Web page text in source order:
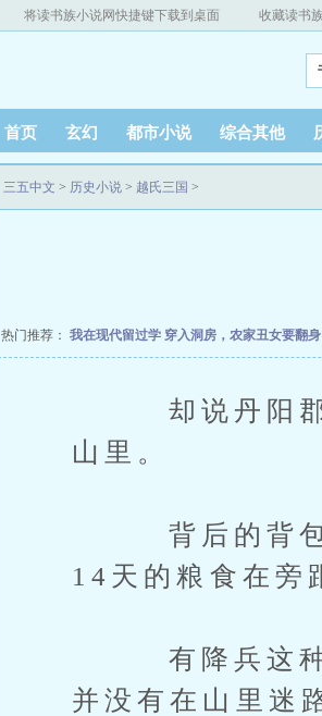
将读书族小说网快捷键下载到桌面 收藏读书
首页 玄幻 都市小说 综合其他
三五中文 > 历史小说 > 越氏三国 >
热门推荐： 我在现代留过学 穿入洞房，农家丑女要翻身
却说丹阳郡，
山里。
背后的背包上
14天的粮食在旁
有降兵这种熟
并没有在山里迷